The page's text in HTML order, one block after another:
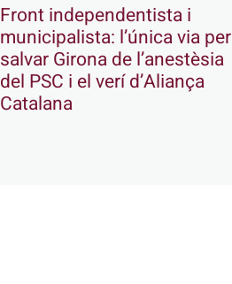
Front independentista i
municipalista: l’única via per
salvar Girona de l’anestèsia
del PSC i el verí d’Aliança
Catalana